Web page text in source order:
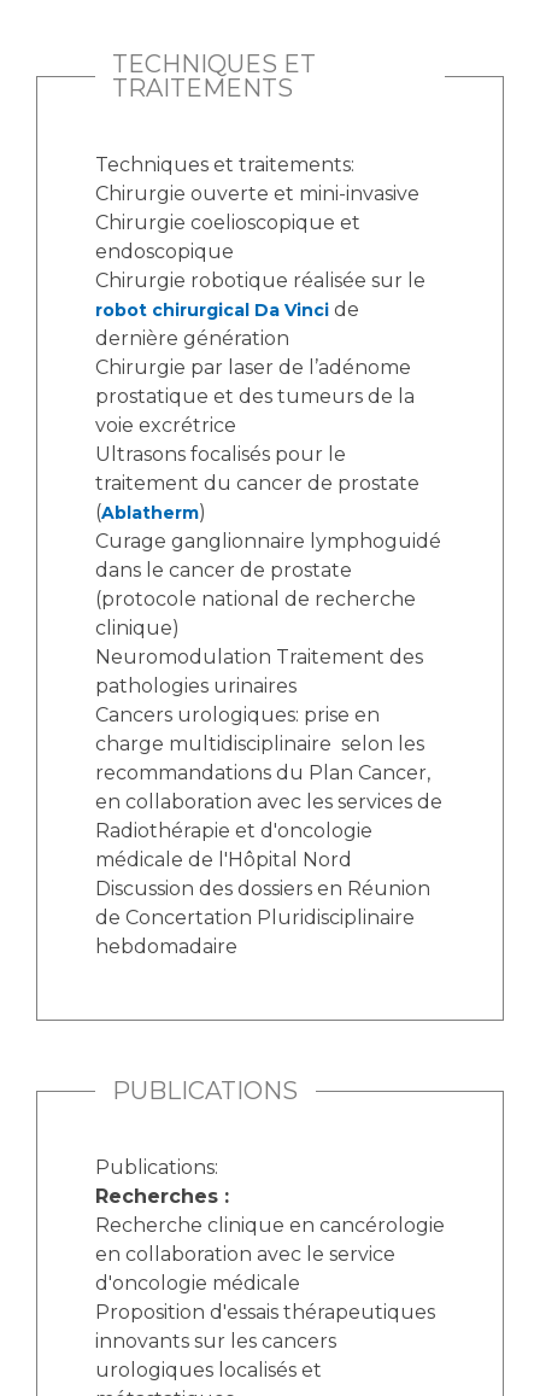
TECHNIQUES ET
TRAITEMENTS
Techniques et traitements:
Chirurgie ouverte et mini-invasive
Chirurgie coelioscopique et
endoscopique
Chirurgie robotique réalisée sur le
robot chirurgical Da Vinci de
dernière génération
Chirurgie par laser de l’adénome
prostatique et des tumeurs de la
voie excrétrice
Ultrasons focalisés pour le
traitement du cancer de prostate
(Ablatherm)
Curage ganglionnaire lymphoguidé
dans le cancer de prostate
(protocole national de recherche
clinique)
Neuromodulation Traitement des
pathologies urinaires
Cancers urologiques: prise en
charge multidisciplinaire selon les
recommandations du Plan Cancer,
en collaboration avec les services de
Radiothérapie et d'oncologie
médicale de l'Hôpital Nord
Discussion des dossiers en Réunion
de Concertation Pluridisciplinaire
hebdomadaire
PUBLICATIONS
Publications:
Recherches :
Recherche clinique en cancérologie
en collaboration avec le service
d'oncologie médicale
Proposition d'essais thérapeutiques
innovants sur les cancers
urologiques localisés et